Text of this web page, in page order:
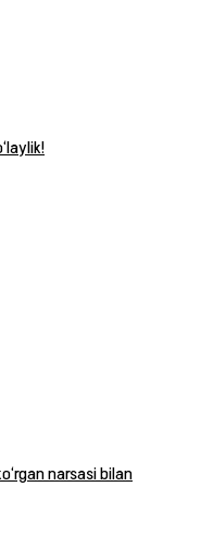
narsasi bilan